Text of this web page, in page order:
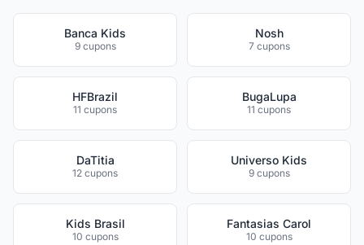
Banca Kids
9 cupons
Nosh
7 cupons
HFBrazil
11 cupons
BugaLupa
11 cupons
DaTitia
12 cupons
Universo Kids
9 cupons
Kids Brasil
10 cupons
Fantasias Carol
10 cupons